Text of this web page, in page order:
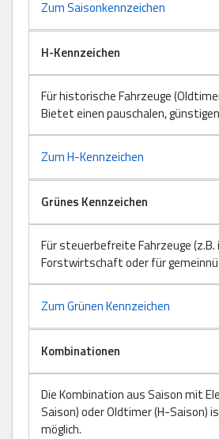
Zum Saisonkennzeichen
H-Kennzeichen
Für historische Fahrzeuge
Bietet einen pauschalen,
Zum H-Kennzeichen
Grünes Kennzeichen
Für steuerbefreite Fahrzeuge (z.B.
Forstwirtschaft oder für
Zum Grünen Kennzeichen
Kombinationen
Die Kombination aus Saison mit
Saison) oder Oldtimer (H-Saison)
möglich.